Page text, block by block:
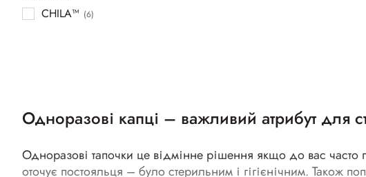
CHILA™ (6)
Одноразові капці – важливий атрибут для
Одноразові тапочки це відмінне рішення якщо до вас часто
оточує постояльця – було стерильним і гігієнічним. Також